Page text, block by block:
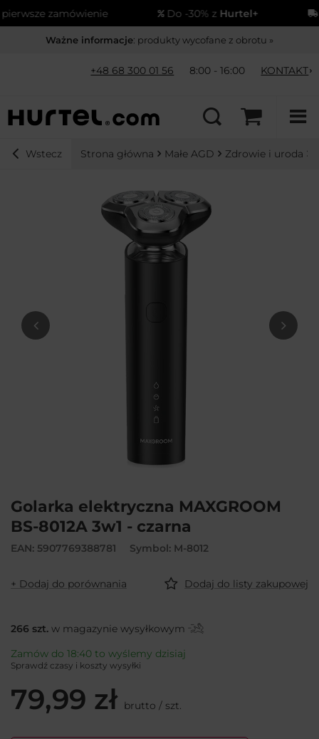
zamówienie Do -30% zHurtel+
Ważne informacje: produkty wycofane z obrotu »
+48 68 300 01 56 8:00 - 16:00 KONTAKT
Wstecz Strona główna Małe AGD Zdrowie i uroda
Golarka elektryczna MAXGROOM
BS-8012A 3w1 - czarna
EAN: 5907769388781 Symbol: M-8012
+ Dodaj do porównania Dodaj do listy zakupowej
266 szt. w magazynie wysyłkowym
Zamów do 18:40 to wyślemy dzisiaj
Sprawdź czasy i koszty wysyłki
79,99 zł brutto / szt.